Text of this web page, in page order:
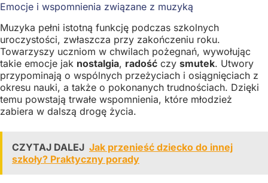
Emocje i wspomnienia związane z muzyką
Muzyka pełni istotną funkcję podczas szkolnych
uroczystości, zwłaszcza przy zakończeniu roku.
Towarzyszy uczniom w chwilach pożegnań, wywołując
takie emocje jak nostalgia, radość czy smutek. Utwory
przypominają o wspólnych przeżyciach i osiągnięciach z
okresu nauki, a także o pokonanych trudnościach. Dzięki
temu powstają trwałe wspomnienia, które młodzież
zabiera w dalszą drogę życia.
CZYTAJ DALEJ Jak przenieść dziecko do innej
szkoły? Praktyczny porady